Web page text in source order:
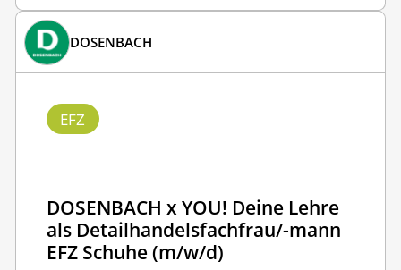
DOSENBACH
EFZ
DOSENBACH x YOU! Deine Lehre
als Detailhandelsfachfrau/-mann
EFZ Schuhe (m/w/d)